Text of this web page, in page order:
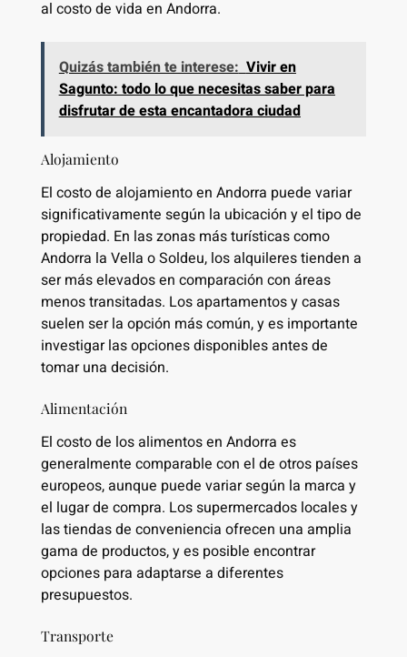
al costo de vida en Andorra.
Quizás también te interese: Vivir en
Sagunto: todo lo que necesitas saber para
disfrutar de esta encantadora ciudad
Alojamiento
El costo de alojamiento en Andorra puede variar
significativamente según la ubicación y el tipo de
propiedad. En las zonas más turísticas como
Andorra la Vella o Soldeu, los alquileres tienden a
ser más elevados en comparación con áreas
menos transitadas. Los apartamentos y casas
suelen ser la opción más común, y es importante
investigar las opciones disponibles antes de
tomar una decisión.
Alimentación
El costo de los alimentos en Andorra es
generalmente comparable con el de otros países
europeos, aunque puede variar según la marca y
el lugar de compra. Los supermercados locales y
las tiendas de conveniencia ofrecen una amplia
gama de productos, y es posible encontrar
opciones para adaptarse a diferentes
presupuestos.
Transporte